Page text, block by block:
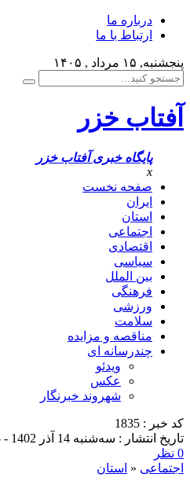
درباره ما
ارتباط با ما
پنجشنبه, ۱۵ مرداد , ۱۴۰۵
آفتاب خزر
پایگاه خبری آفتاب خزر
x
صفحه نخست
ایران
استان
اجتماعی
اقتصادی
سیاسی
بین الملل
فرهنگی
ورزشی
سلامت
مناقصه و مزایده
چندرسانه ای
ویدئو
عکس
شهروند خبرنگار
کد خبر : 1835
تاریخ انتشار : سه‌شنبه 14 آذر 1402 - 16:25
0 نظر
اجتماعی « استان